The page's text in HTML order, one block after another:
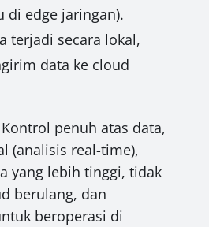
di edge jaringan).
terjadi secara lokal,
data ke cloud
Kontrol penuh atas data,
(analisis real-time),
yang lebih tinggi, tidak
berulang, dan
beroperasi di